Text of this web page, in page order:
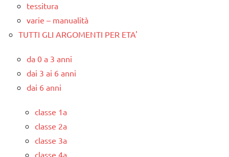
tessitura
varie – manualità
TUTTI GLI ARGOMENTI PER ETA'
da 0 a 3 anni
dai 3 ai 6 anni
dai 6 anni
classe 1a
classe 2a
classe 3a
classe 4a